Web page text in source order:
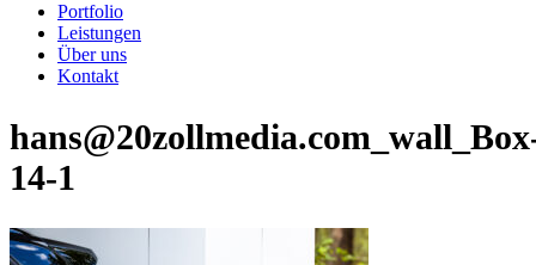
Portfolio
Leistungen
Über uns
Kontakt
14-1